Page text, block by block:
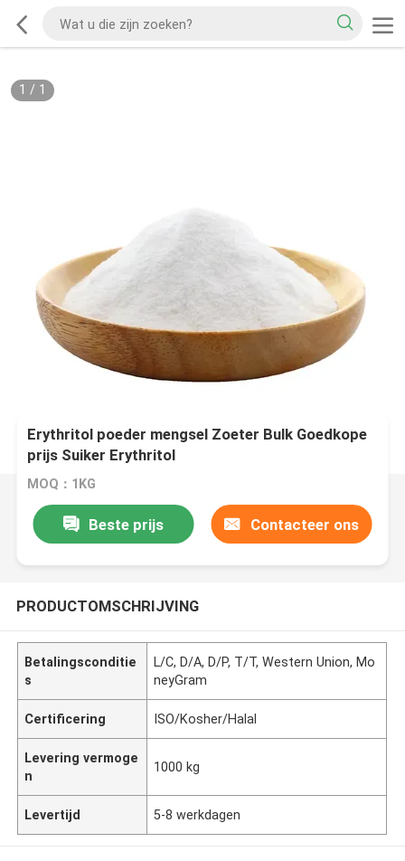
1 / 1
Erythritol poeder mengsel Zoeter Bulk Goedkope
prijs Suiker Erythritol
MOQ：1KG
Beste prijs Contacteer ons
PRODUCTOMSCHRIJVING
Betalingsconditie
s
L/C, D/A, D/P, T/T, Western Union, Mo
neyGram
Certificering ISO/Kosher/Halal
Levering vermoge
n
1000 kg
Levertijd 5-8 werkdagen